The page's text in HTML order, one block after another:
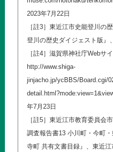
2023年7月22日
［註3］東近江市史能登川の
登川の歴史ダイジェスト版』
［註4］滋賀県神社庁Webサ
http://www.shiga-
jinjacho.jp/ycBBS/Board.cgi/
年7月23日
［註5］東近江市教育委員会
調査報告書13 小川町・今町
寺町 共有文書目録』、東近